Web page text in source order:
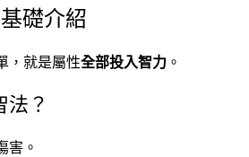
基礎介紹
， 就是屬性全部投入智力 。
法？
害。